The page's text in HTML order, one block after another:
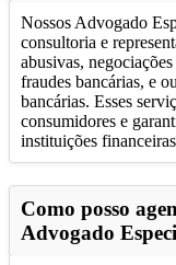
Nossos Advogado
consultoria e
abusivas,
fraudes bancárias, e
bancárias. Esses
consumidores e
instituições
Como posso
Advogado